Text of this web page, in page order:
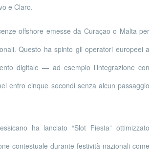
e Claro.
offshore emesse da Curaçao o Malta per
Questo ha spinto gli operatori europeei a
digitale — ad esempio l’integrazione con
entro cinque secondi senza alcun passaggio
ha lanciato “Slot Fiesta” ottimizzato
contestuale durante festività nazionali come